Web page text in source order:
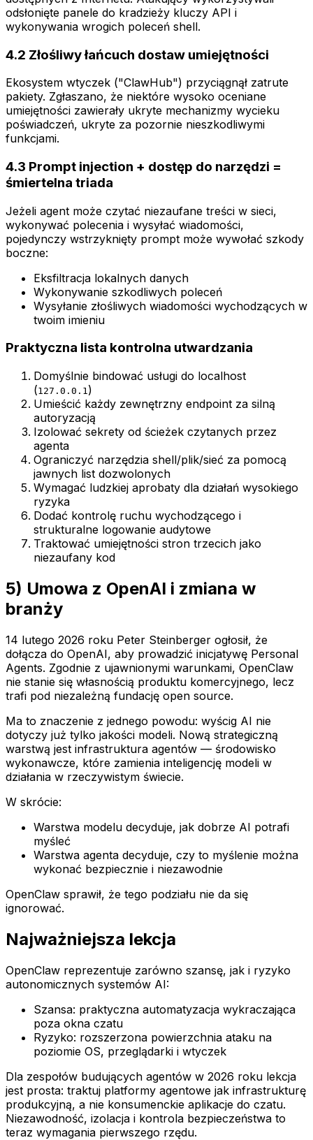
odsłonięte panele do kradzieży kluczy API i
wykonywania wrogich poleceń shell.
4.2 Złośliwy łańcuch dostaw umiejętności
Ekosystem wtyczek ("ClawHub") przyciągnął zatrute
pakiety. Zgłaszano, że niektóre wysoko oceniane
umiejętności zawierały ukryte mechanizmy wycieku
poświadczeń, ukryte za pozornie nieszkodliwymi
funkcjami.
4.3 Prompt injection + dostęp do narzędzi =
śmiertelna triada
Jeżeli agent może czytać niezaufane treści w sieci,
wykonywać polecenia i wysyłać wiadomości,
pojedynczy wstrzyknięty prompt może wywołać szkody
boczne:
Eksfiltracja lokalnych danych
Wykonywanie szkodliwych poleceń
Wysyłanie złośliwych wiadomości wychodzących w
twoim imieniu
Praktyczna lista kontrolna utwardzania
Domyślnie bindować usługi do localhost
(127.0.0.1)
Umieścić każdy zewnętrzny endpoint za silną
autoryzacją
Izolować sekrety od ścieżek czytanych przez
agenta
Ograniczyć narzędzia shell/plik/sieć za pomocą
jawnych list dozwolonych
Wymagać ludzkiej aprobaty dla działań wysokiego
ryzyka
Dodać kontrolę ruchu wychodzącego i
strukturalne logowanie audytowe
Traktować umiejętności stron trzecich jako
niezaufany kod
5) Umowa z OpenAI i zmiana w
branży
14 lutego 2026 roku Peter Steinberger ogłosił, że
dołącza do OpenAI, aby prowadzić inicjatywę Personal
Agents. Zgodnie z ujawnionymi warunkami, OpenClaw
nie stanie się własnością produktu komercyjnego, lecz
trafi pod niezależną fundację open source.
Ma to znaczenie z jednego powodu: wyścig AI nie
dotyczy już tylko jakości modeli. Nową strategiczną
warstwą jest infrastruktura agentów — środowisko
wykonawcze, które zamienia inteligencję modeli w
działania w rzeczywistym świecie.
W skrócie:
Warstwa modelu decyduje, jak dobrze AI potrafi
myśleć
Warstwa agenta decyduje, czy to myślenie można
wykonać bezpiecznie i niezawodnie
OpenClaw sprawił, że tego podziału nie da się
ignorować.
Najważniejsza lekcja
OpenClaw reprezentuje zarówno szansę, jak i ryzyko
autonomicznych systemów AI:
Szansa: praktyczna automatyzacja wykraczająca
poza okna czatu
Ryzyko: rozszerzona powierzchnia ataku na
poziomie OS, przeglądarki i wtyczek
Dla zespołów budujących agentów w 2026 roku lekcja
jest prosta: traktuj platformy agentowe jak infrastrukturę
produkcyjną, a nie konsumenckie aplikacje do czatu.
Niezawodność, izolacja i kontrola bezpieczeństwa to
teraz wymagania pierwszego rzędu.